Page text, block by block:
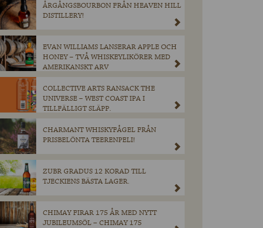
ÅRGÅNGSBOURBON FRÅN HEAVEN HILL
DISTILLERY!
EVAN WILLIAMS LANSERAR APPLE OCH
HONEY – TVÅ WHISKEYLIKÖRER MED
AMERIKANSKT ARV
COLLECTIVE ARTS RANSACK THE
UNIVERSE – WEST COAST IPA I
TILLFÄLLIGT SLÄPP.
CHARMANT WHISKYFÅGEL FRÅN
PRISBELÖNTA TEERENPELI!
ZUBR GRADUS 12 KORAD TILL
TJECKIENS BÄSTA LAGER.
CHIMAY FIRAR 175 ÅR MED NYTT
JUBILEUMSÖL – CHIMAY 175